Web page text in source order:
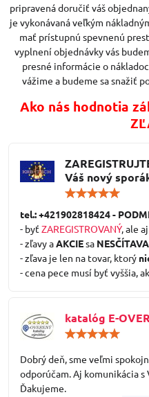
pripravená doručiť váš
je vykonávaná veľkým
mať prístupnú spevnenú
vyplnení objednávky vás
presné informácie o
vážime a budeme sa snažiť
Ako nás hodnotia
Váš nový
tel.: +421902818424 -
- byť ZAREGISTROVANÝ, ale aj
- zľavy aAKCIEsa
- zľava je len na tovar, ktorý
- cena pece musí byť vyššia,
katalóg E-
Dobrý deň, sme veľmi
odporúčam. Aj komunikácia s
Ďakujeme.